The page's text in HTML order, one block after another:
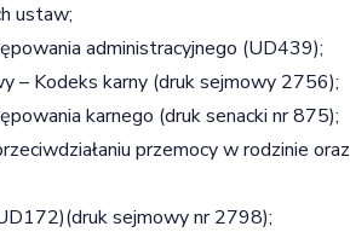
ustaw;
administracyjnego (UD439);
– Kodeks karny (druk sejmowy 2756);
karnego (druk senacki nr 875);
przemocy w rodzinie oraz
sejmowy nr 2798);